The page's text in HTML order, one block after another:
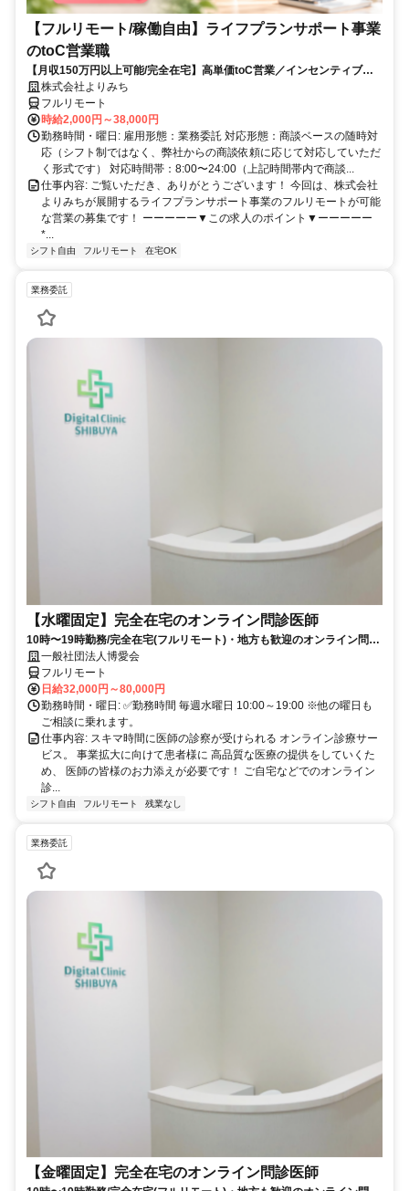
【フルリモート/稼働自由】ライフプランサポート事業
のtoC営業職
【月収150万円以上可能/完全在宅】高単価toC営業／インセンティブ充
実 株式会社よりみち
フルリモート
時給2,000円～38,000円
勤務時間・曜日: 雇用形態：業務委託 対応形態：商談ベースの随時対
応（シフト制ではなく、弊社からの商談依頼に応じて対応していただ
く形式です） 対応時間帯：8:00〜24:00（上記時間帯内で商談...
仕事内容: ご覧いただき、ありがとうございます！ 今回は、株式会社
よりみちが展開するライフプランサポート事業のフルリモートが可能
な営業の募集です！ ーーーーー▼この求人のポイント▼ーーーーー
*...
シフト自由 フルリモート 在宅OK
業務委託
【水曜固定】完全在宅のオンライン問診医師
10時〜19時勤務/完全在宅(フルリモート)・地方も歓迎のオンライン問診
業務一般社団法人博愛会
フルリモート
日給32,000円～80,000円
勤務時間・曜日: ✅勤務時間 毎週水曜日 10:00～19:00 ※他の曜日も
ご相談に乗れます。
仕事内容: スキマ時間に医師の診察が受けられる オンライン診療サー
ビス。 事業拡大に向けて患者様に 高品質な医療の提供をしていくた
め、 医師の皆様のお力添えが必要です！ ご自宅などでのオンライン
診...
シフト自由 フルリモート 残業なし
業務委託
【金曜固定】完全在宅のオンライン問診医師